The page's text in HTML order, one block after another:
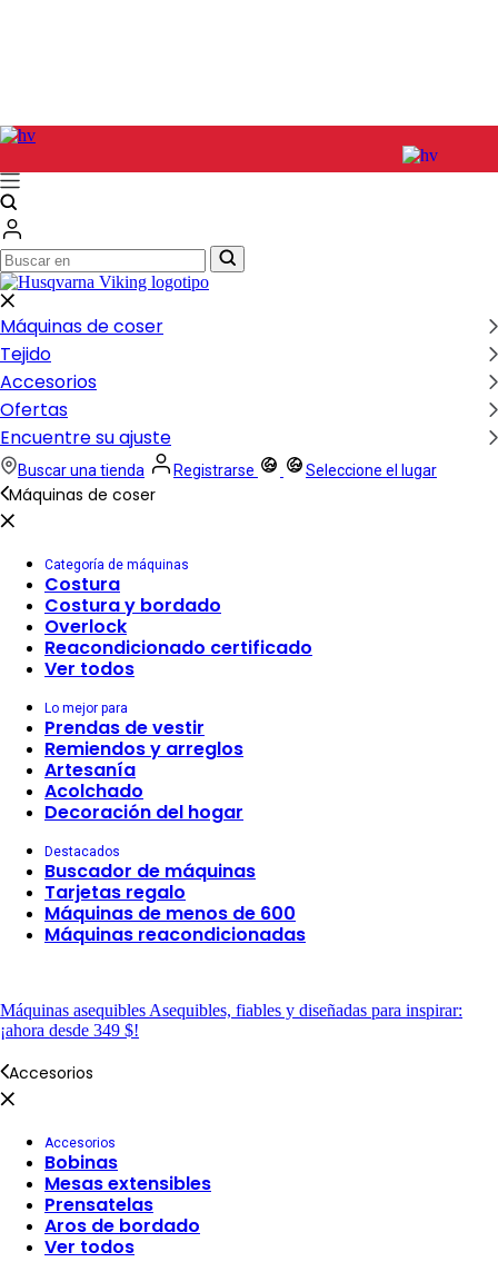
Buscar
en
Buscar
en
Máquinas de coser
Tejido
Accesorios
Ofertas
Encuentre su ajuste
Buscar una tienda Registrarse Seleccione el lugar
Máquinas de coser
Categoría de máquinas
Costura
Costura y bordado
Overlock
Reacondicionado certificado
Ver todos
Lo mejor para
Prendas de vestir
Remiendos y arreglos
Artesanía
Acolchado
Decoración del hogar
Destacados
Buscador de máquinas
Tarjetas regalo
Máquinas de menos de 600
Máquinas reacondicionadas
Máquinas asequibles Asequibles, fiables y diseñadas para inspirar:
¡ahora desde 349 $!
Accesorios
Accesorios
Bobinas
Mesas extensibles
Prensatelas
Aros de bordado
Ver todos